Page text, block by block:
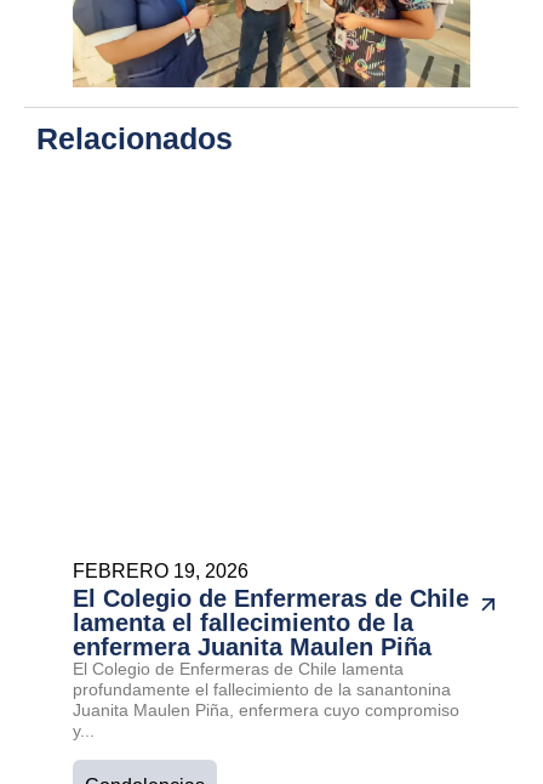
Relacionados
FEBRERO 19, 2026
El Colegio de Enfermeras de Chile
lamenta el fallecimiento de la
enfermera Juanita Maulen Piña
El Colegio de Enfermeras de Chile lamenta
profundamente el fallecimiento de la sanantonina
Juanita Maulen Piña, enfermera cuyo compromiso
y...